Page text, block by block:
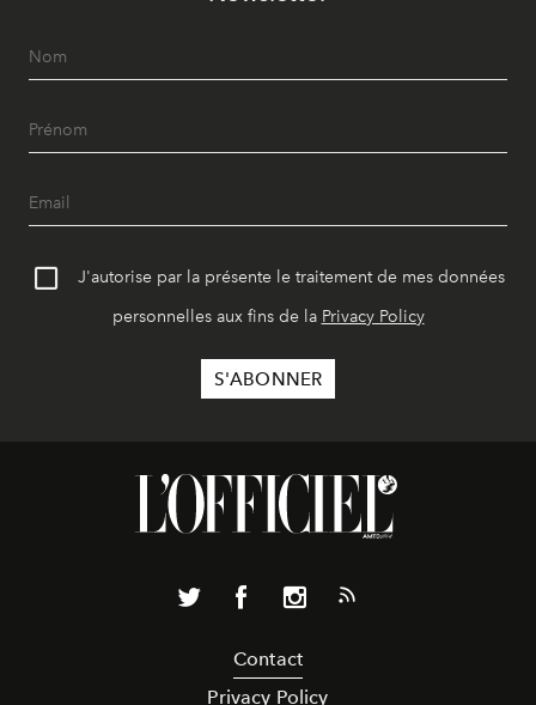
J'autorise par la présente le traitement de mes données
personnelles aux fins de la Privacy Policy
Contact
Privacy Policy